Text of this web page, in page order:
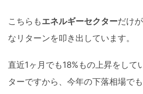
こちらもエネルギーセクターだけが
なリターンを叩き出しています。
直近1ヶ月でも18%もの上昇をして
ターですから、今年の下落相場で